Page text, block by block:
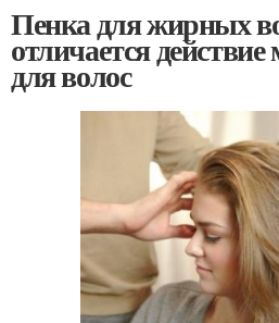
Пенка для жирных
отличается
для волос